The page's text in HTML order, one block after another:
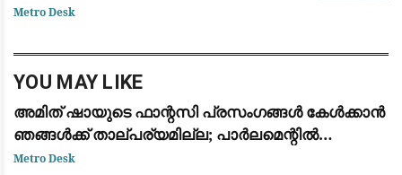
യൂണിഫോമിൽ ധരിച്ച എഎംവിമാർക്കാണ് മെമ്മോ
Metro Desk
YOU MAY LIKE
അമിത് ഷായുടെ ഫാന്റസി പ്രസംഗങ്ങൾ കേൾക്കാൻ
ഞങ്ങൾക്ക് താല്പര്യമില്ല; പാർലമെന്റിൽ
സഹകരിക്കുന്നതിനായി മൂന്ന് നിബന്ധനകൾ
Metro Desk